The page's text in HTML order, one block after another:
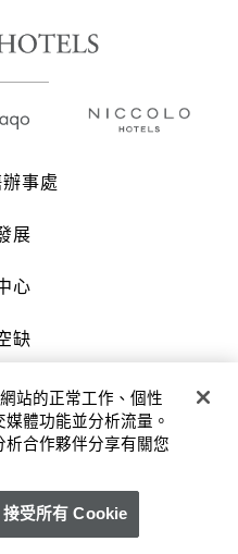
事處
展
心
缺
們
倉酒店保留一切權
站的正常工作、個性
體功能並分析流量。
合作夥伴分享有關您
接受所有 Cookie